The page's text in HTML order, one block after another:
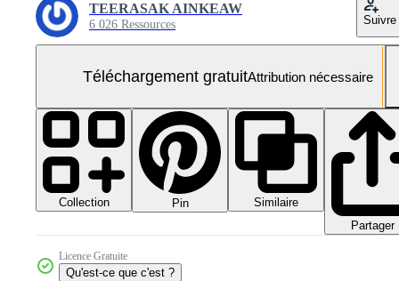
TEERASAK AINKEAW
6 026 Ressources Suivre
Téléchargement gratuitAttribution nécessaire
Collection Pin
Similaire
Partager
Licence Gratuite
Qu'est-ce que c'est ?